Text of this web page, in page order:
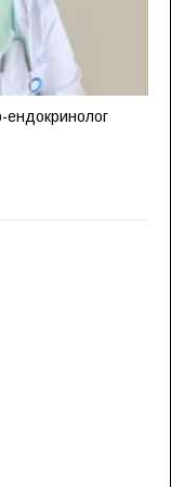
ендокринолог